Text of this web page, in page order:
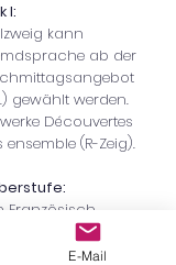
I:
kann
ab der
gewählt werden.
Découvertes
(R-Zeig).
Französisch
3.
E-Mail